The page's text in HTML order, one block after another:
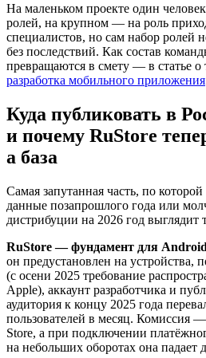
На маленьком проекте один
ролей, на крупном — на роль
специалистов, но сам набор ролей
без последствий. Как состав
превращаются в смету — в статье о
разработка мобильного приложения
Куда публиковать в
и почему RuStore
а база
Самая запутанная часть, по
данные позапрошлого года или
дистрибуции на 2026 год выглядит
RuStore — фундамент для
он предустановлен на устройства,
(с осени 2025 требование
Apple), аккаунт разработчика и
аудитория к концу 2025 года
пользователей в месяц. Комиссия
Store, а при подключении
на небольших оборотах она падает